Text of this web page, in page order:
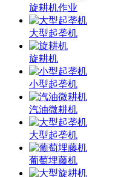
旋耕机作业
大型起垄机
旋耕机
小型起垄机
汽油微耕机
大型起垄机
葡萄埋藤机